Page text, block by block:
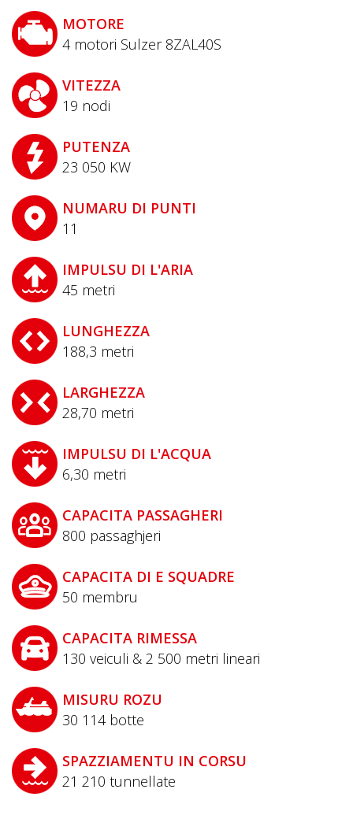
MOTORE
4 motori Sulzer 8ZAL40S
VITEZZA
19 nodi
PUTENZA
23 050 KW
NUMARU DI PUNTI
11
IMPULSU DI L'ARIA
45 metri
LUNGHEZZA
188,3 metri
LARGHEZZA
28,70 metri
IMPULSU DI L'ACQUA
6,30 metri
CAPACITA PASSAGHERI
800 passaghjeri
CAPACITA DI E SQUADRE
50 membru
CAPACITA RIMESSA
130 veiculi & 2 500 metri lineari
MISURU ROZU
30 114 botte
SPAZZIAMENTU IN CORSU
21 210 tunnellate